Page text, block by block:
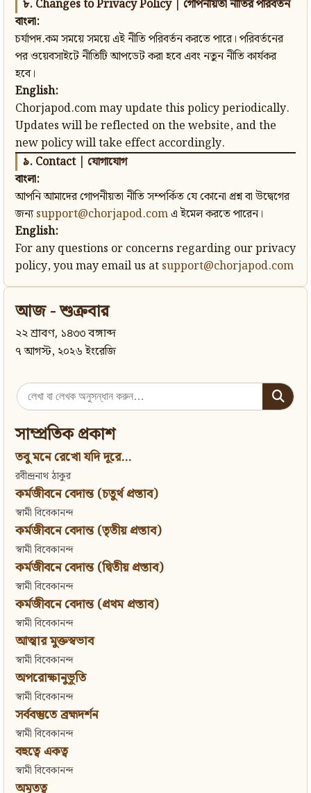
৮. Changes to Privacy Policy | গোপনীয়তা নীতির পরিবর্তন
বাংলা:
চর্যাপদ.কম সময়ে সময়ে এই নীতি পরিবর্তন করতে পারে। পরিবর্তনের
পর ওয়েবসাইটে নীতিটি আপডেট করা হবে এবং নতুন নীতি কার্যকর
হবে।
English:
Chorjapod.com may update this policy periodically.
Updates will be reflected on the website, and the
new policy will take effect accordingly.
৯. Contact | যোগাযোগ
বাংলা:
আপনি আমাদের গোপনীয়তা নীতি সম্পর্কিত যে কোনো প্রশ্ন বা উদ্বেগের
জন্যsupport@chorjapod.comএ ইমেল করতে পারেন।
English:
For any questions or concerns regarding our privacy
policy, you may email us at support@chorjapod.com
আজ - শুক্রবার
২২ শ্রাবণ, ১৪৩৩ বঙ্গাব্দ
৭ আগস্ট, ২০২৬ ইংরেজি
Search
for:
সাম্প্রতিক প্রকাশ
তবু মনে রেখো যদি দূরে...
রবীন্দ্রনাথ ঠাকুর
কর্মজীবনে বেদান্ত (চতুর্থ প্রস্তাব)
স্বামী বিবেকানন্দ
কর্মজীবনে বেদান্ত (তৃতীয় প্রস্তাব)
স্বামী বিবেকানন্দ
কর্মজীবনে বেদান্ত (দ্বিতীয় প্রস্তাব)
স্বামী বিবেকানন্দ
কর্মজীবনে বেদান্ত (প্রথম প্রস্তাব)
স্বামী বিবেকানন্দ
আত্মার মুক্তস্বভাব
স্বামী বিবেকানন্দ
অপরোক্ষানুভূতি
স্বামী বিবেকানন্দ
সর্ববস্তুতে ব্রহ্মদর্শন
স্বামী বিবেকানন্দ
বহুত্বে একত্ব
স্বামী বিবেকানন্দ
অমৃতত্ব